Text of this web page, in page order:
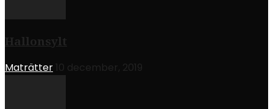
Hallonsylt
Maträtter 10 december, 2019